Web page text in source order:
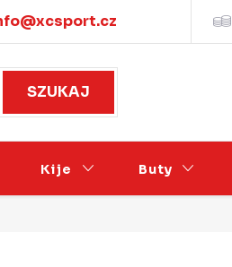
Podmínky ochrany osobních údajů
SZUKAJ
Kije Buty